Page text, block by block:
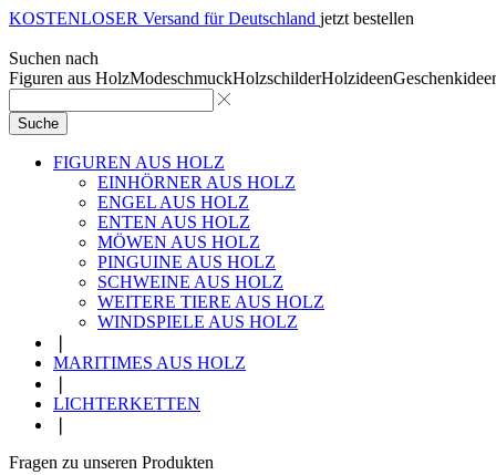
KOSTENLOSER Versand für Deutschland jetzt bestellen
Suchen nach
Figuren aus HolzModeschmuckHolzschilderHolzideen
Suche
FIGUREN AUS HOLZ
EINHÖRNER AUS HOLZ
ENGEL AUS HOLZ
ENTEN AUS HOLZ
MÖWEN AUS HOLZ
PINGUINE AUS HOLZ
SCHWEINE AUS HOLZ
WEITERE TIERE AUS HOLZ
WINDSPIELE AUS HOLZ
MARITIMES AUS HOLZ
LICHTERKETTEN
Fragen zu unseren Produkten